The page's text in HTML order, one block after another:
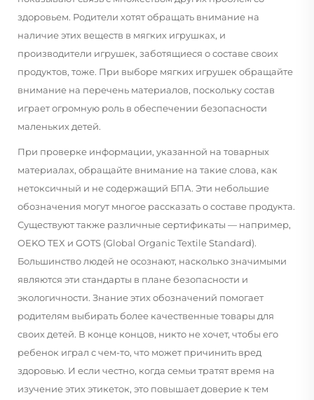
здоровьем. Родители хотят обращать внимание на
наличие этих веществ в мягких игрушках, и
производители игрушек, заботящиеся о составе своих
продуктов, тоже. При выборе мягких игрушек обращайте
внимание на перечень материалов, поскольку состав
играет огромную роль в обеспечении безопасности
маленьких детей.
При проверке информации, указанной на товарных
материалах, обращайте внимание на такие слова, как
нетоксичный и не содержащий БПА. Эти небольшие
обозначения могут многое рассказать о составе продукта.
Существуют также различные сертификаты — например,
OEKO TEX и GOTS (Global Organic Textile Standard).
Большинство людей не осознают, насколько значимыми
являются эти стандарты в плане безопасности и
экологичности. Знание этих обозначений помогает
родителям выбирать более качественные товары для
своих детей. В конце концов, никто не хочет, чтобы его
ребенок играл с чем-то, что может причинить вред
здоровью. И если честно, когда семьи тратят время на
изучение этих этикеток, это повышает доверие к тем